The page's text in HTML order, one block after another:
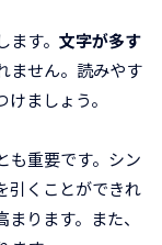
す。 文字が多す
ません。読みやす
ましょう。
も重要です。シン
引くことができれ
ります。また、